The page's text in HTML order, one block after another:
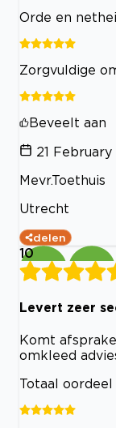
Orde en
Zorgvuldige
Beveelt aan
21 February
Mevr.Toethuis
Utrecht
delen
10
Levert zeer
Komt
omkleed
Totaal oordeel